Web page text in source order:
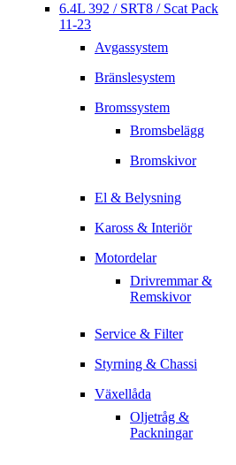
6.4L 392 / SRT8 / Scat Pack
11-23
Avgassystem
Bränslesystem
Bromssystem
Bromsbelägg
Bromskivor
El & Belysning
Kaross & Interiör
Motordelar
Drivremmar &
Remskivor
Service & Filter
Styrning & Chassi
Växellåda
Oljetråg &
Packningar